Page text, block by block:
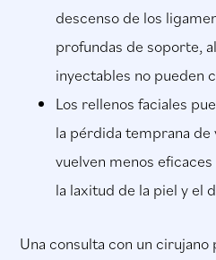
descenso de los
profundas de soporte,
inyectables no pueden
Los rellenos faciales
la pérdida temprana de
vuelven menos
la laxitud de la piel y el
Una consulta con un cirujano